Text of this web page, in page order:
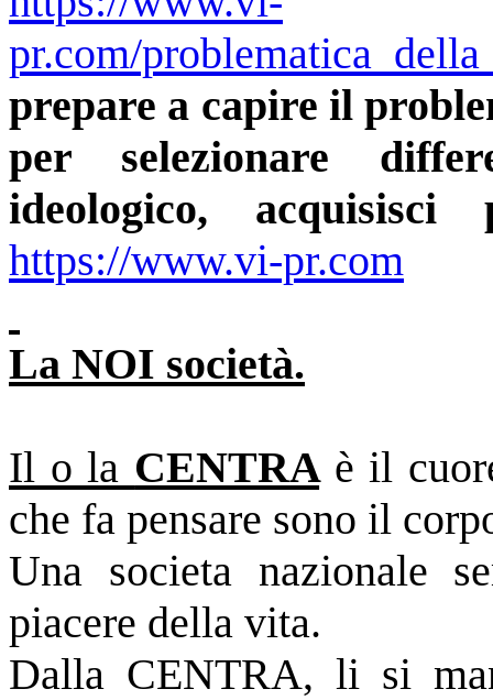
pr.com/
prepare a capire il
per selezionare
ideologico,
https://www.vi-pr.com
La NOI società.
Il o la CENTRA è il
che fa pensare sono il
Una societa nazionale
piacere della vita.
Dalla CENTRA, li si